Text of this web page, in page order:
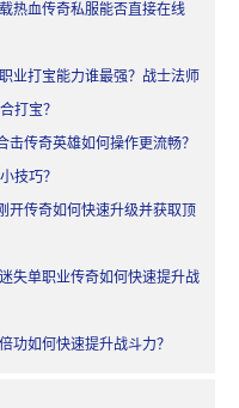
热血传奇私服能否直接在线
业打宝能力谁最强？战士法师
打宝？
击传奇英雄如何操作更流畅？
技巧？
开传奇如何快速升级并获取顶
失单职业传奇如何快速提升战
功如何快速提升战斗力？